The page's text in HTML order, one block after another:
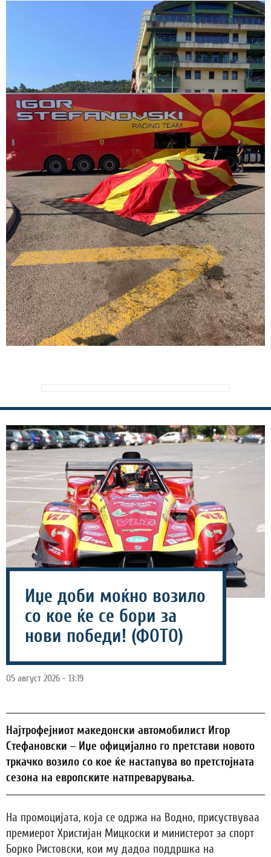
Иџе доби моќно возило
со кое ќе се бори за
нови победи! (ФОТО)
05 август 2026 - 13:19
Најтрофејниот македонски автомобилист Игор
Стефановски – Иџе официјално го претстави новото
тркачко возило со кое ќе настапува во претстојната
сезона на европските натпреварувања.
На промоцијата, која се одржа на Водно, присуствуваа
премиерот Христијан Мицкоски и министерот за спорт
Борко Ристовски, кои му дадоа поддршка на